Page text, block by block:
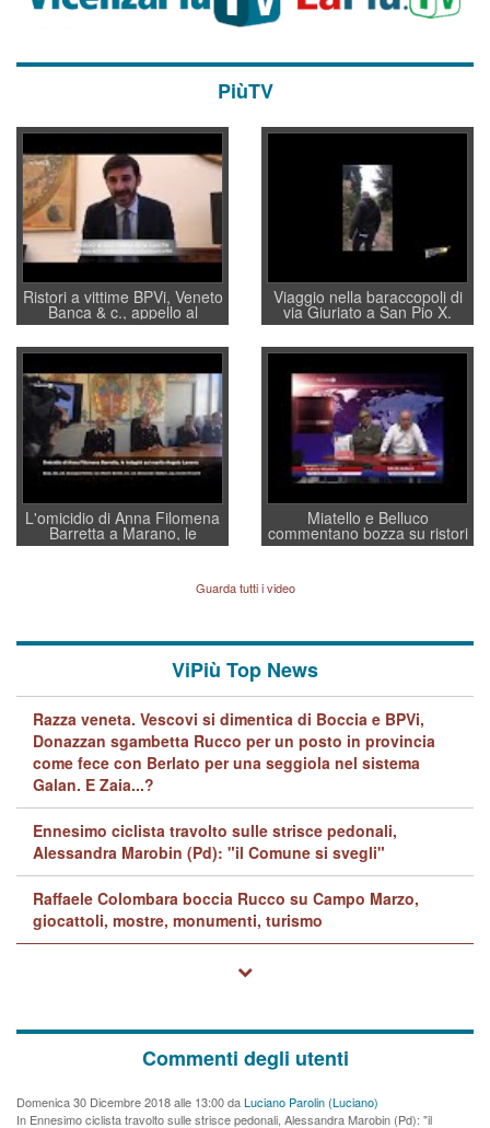
PiùTV
Ristori a vittime BPVi, Veneto
Banca & c., appello al
sottosegretario Alessio
Villarosa: per mettere ordine
convochi con Di Maio CNCU
a supporto della cabina di
regia al Mef
Viaggio nella baraccopoli di
via Giuriato a San Pio X.
Vicenza ai Vicentini: “faremo
un regalo di Natale ai
residenti”
L'omicidio di Anna Filomena
Barretta a Marano, le
indagini dei carabinieri di
quelle di... Barbara D'Urso
Miatello e Belluco
commentano bozza su ristori
BPVi e Veneto Banca
Guarda tutti i video
ViPiù Top News
Razza veneta. Vescovi si dimentica di Boccia e BPVi,
Donazzan sgambetta Rucco per un posto in provincia
come fece con Berlato per una seggiola nel sistema
Galan. E Zaia...?
Ennesimo ciclista travolto sulle strisce pedonali,
Alessandra Marobin (Pd): "il Comune si svegli"
Raffaele Colombara boccia Rucco su Campo Marzo,
giocattoli, mostre, monumenti, turismo
Commenti degli utenti
Domenica 30 Dicembre 2018 alle 13:00 daLuciano Parolin (Luciano)
In Ennesimo ciclista travolto sulle strisce pedonali, Alessandra Marobin (Pd): "il